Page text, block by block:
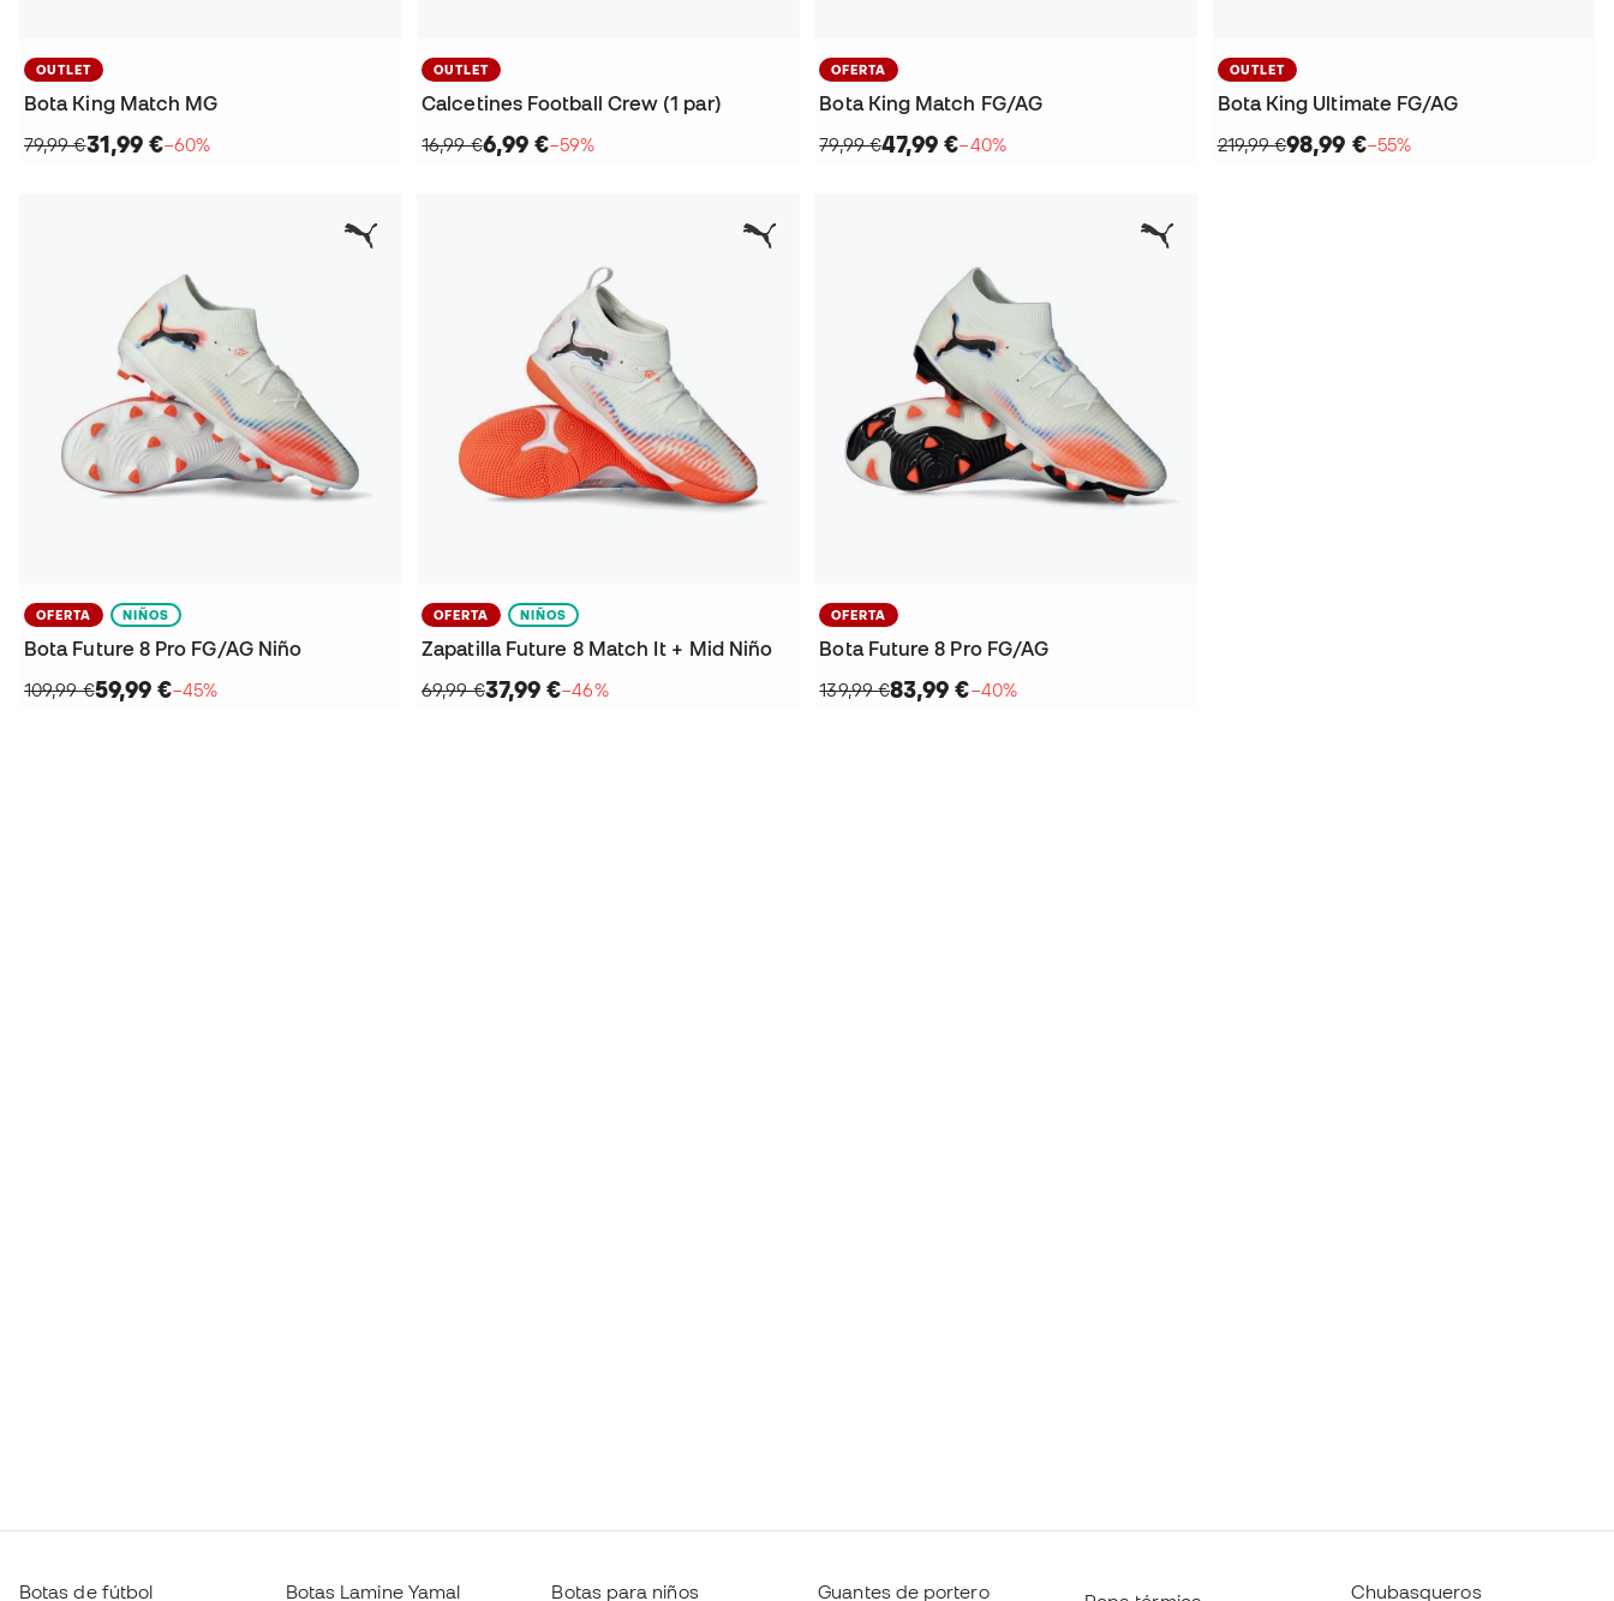
OUTLET
Bota King Match MG
79,99 €31,99 €−60%
OUTLET
Calcetines Football Crew (1 par)
16,99 €6,99 €−59%
OFERTA
Bota King Match FG/AG
79,99 €47,99 €−40%
OUTLET
Bota King Ultimate FG/AG
219,99 €98,99 €−55%
OFERTA NIÑOS
Bota Future 8 Pro FG/AG Niño
109,99 €59,99 €−45%
OFERTA NIÑOS
Zapatilla Future 8 Match It + Mid Niño
69,99 €37,99 €−46%
OFERTA
Bota Future 8 Pro FG/AG
139,99 €83,99 €−40%
Botas de fútbol Botas Lamine Yamal Botas para niños Guantes de portero Chubasqueros